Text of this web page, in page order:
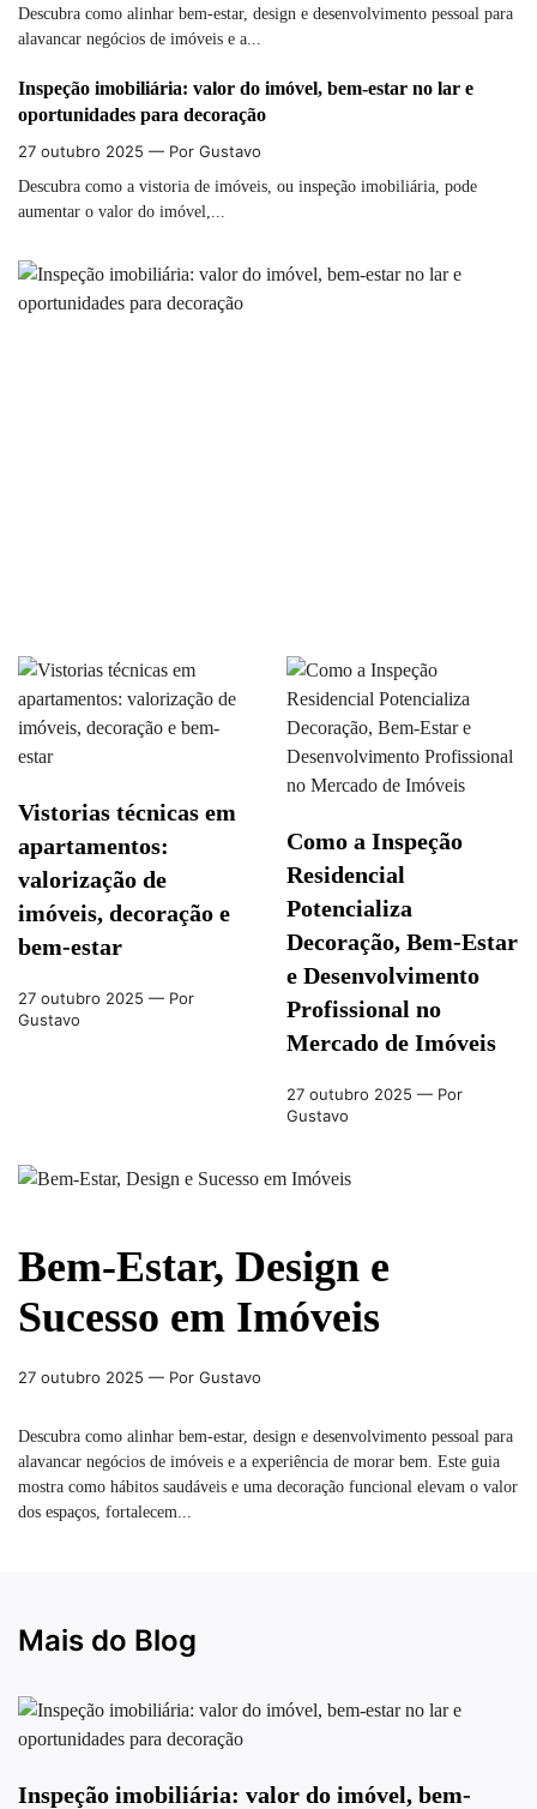
Descubra como alinhar bem-estar, design e desenvolvimento pessoal para
alavancar negócios de imóveis e a...
Inspeção imobiliária: valor do imóvel, bem-estar no lar e
oportunidades para decoração
27 outubro 2025 — Por Gustavo
Descubra como a vistoria de imóveis, ou inspeção imobiliária, pode
aumentar o valor do imóvel,...
Vistorias técnicas em
apartamentos:
valorização de
imóveis, decoração e
bem-estar
27 outubro 2025 — Por
Gustavo
Como a Inspeção
Residencial
Potencializa
Decoração, Bem-Estar
e Desenvolvimento
Profissional no
Mercado de Imóveis
27 outubro 2025 — Por
Gustavo
Bem-Estar, Design e
Sucesso em Imóveis
27 outubro 2025 — Por Gustavo
Descubra como alinhar bem-estar, design e desenvolvimento pessoal para
alavancar negócios de imóveis e a experiência de morar bem. Este guia
mostra como hábitos saudáveis e uma decoração funcional elevam o valor
dos espaços, fortalecem...
Mais do Blog
Inspeção imobiliária: valor do imóvel, bem-